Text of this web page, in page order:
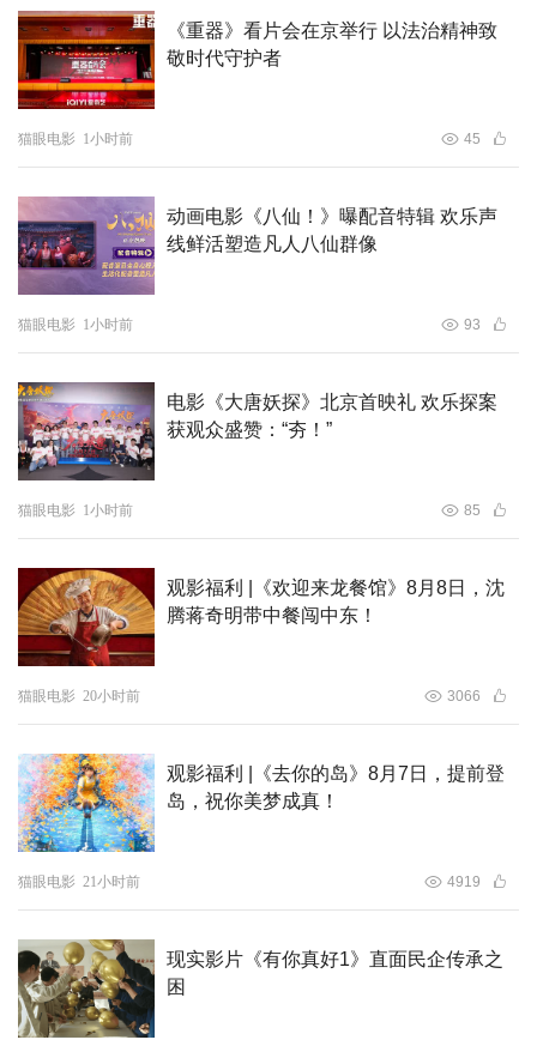
故事中误入地府后的人间少女初九，才真正开始了解钟馗，
正是他在暗中世世代代守护两界，才让百姓得以平安生活。
不能让人间知道妖怪和地府的存在，也成为了钟馗的规矩。
聪明伶俐的初九本就是热心肠，在见识到钟馗捉妖的本领
后，也生出想跟钟馗学习法术，保护身边更多人的念头。初
九在钟馗的悉心指导下飞速成长，布符下咒、跑酷伏妖样样
都行。当鬼马少女遇到严厉钟馗，当烟火人间碰撞奇趣地
府，他们会生出怎样的火花？又有什么样的危机在等待着他
《重器》看片会在京举行 以法治精神致
敬时代守护者
猫眼电影 1小时前 45
动画电影《八仙！》曝配音特辑 欢乐声
线鲜活塑造凡人八仙群像
猫眼电影 1小时前 93
电影《大唐妖探》北京首映礼 欢乐探案
获观众盛赞：“夯！”
猫眼电影 1小时前 85
观影福利 |《欢迎来龙餐馆》8月8日，沈
腾蒋奇明带中餐闯中东！
猫眼电影 20小时前 3066
观影福利 |《去你的岛》8月7日，提前登
岛，祝你美梦成真！
猫眼电影 21小时前 4919
现实影片《有你真好1》直面民企传承之
困